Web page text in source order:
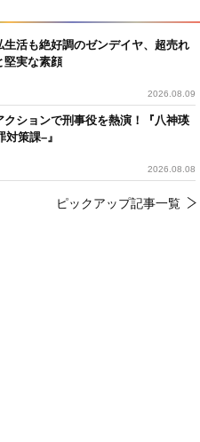
生活も絶好調のゼンデイヤ、超売れ
堅実な素顔
2026.08.09
ションで刑事役を熱演！『八神瑛
策課–』
2026.08.08
ピックアップ記事一覧